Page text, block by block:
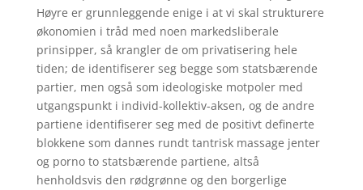
Høyre er grunnleggende enige i at vi skal strukturere
økonomien i tråd med noen markedsliberale
prinsipper, så krangler de om privatisering hele
tiden; de identifiserer seg begge som statsbærende
partier, men også som ideologiske motpoler med
utgangspunkt i individ-kollektiv-aksen, og de andre
partiene identifiserer seg med de positivt definerte
blokkene som dannes rundt tantrisk massage jenter
og porno to statsbærende partiene, altså
henholdsvis den rødgrønne og den borgerlige